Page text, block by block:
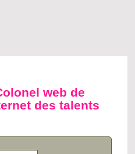
web de
des talents